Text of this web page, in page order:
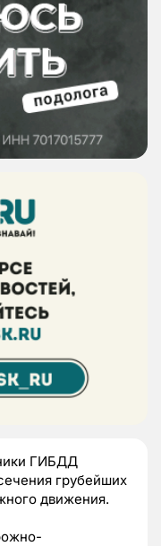
ГИБДД
грубейших
движения.